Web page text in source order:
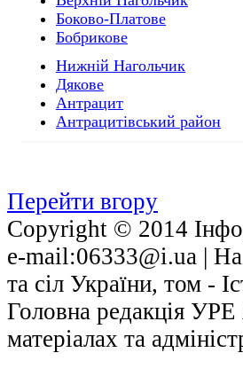
Боково-Платове
Бобрикове
Нижній Нагольчик
Дякове
Антрацит
Антрацитівський район
Перейти вгору
Copyright © 2014
е-mail:06333@i.ua | На
та сіл України, том -
Головна редакція
матеріалах та